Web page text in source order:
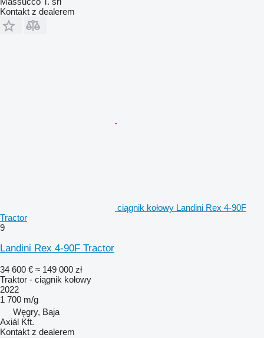
Kontakt z dealerem
ciągnik kołowy Landini Rex 4-90F
Tractor
9
Landini Rex 4-90F Tractor
34 600 € ≈ 149 000 zł
Traktor - ciągnik kołowy
2022
1 700 m/g
Węgry, Baja
Axiál Kft.
Kontakt z dealerem